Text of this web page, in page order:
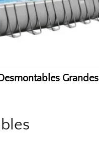
Grandes